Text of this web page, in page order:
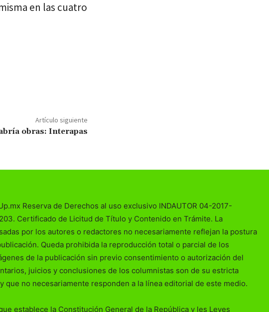
en las cuatro
Artículo siguiente
obras: Interapas
Reserva de Derechos al uso exclusivo INDAUTOR 04-2017-
Certificado de Licitud de Título y Contenido en Trámite. La
por los autores o redactores no necesariamente reflejan la postura
Queda prohibida la reproducción total o parcial de los
de la publicación sin previo consentimiento o autorización del
juicios y conclusiones de los columnistas son de su estricta
que no necesariamente responden a la línea editorial de este medio.
establece la Constitución General de la República y les Leyes